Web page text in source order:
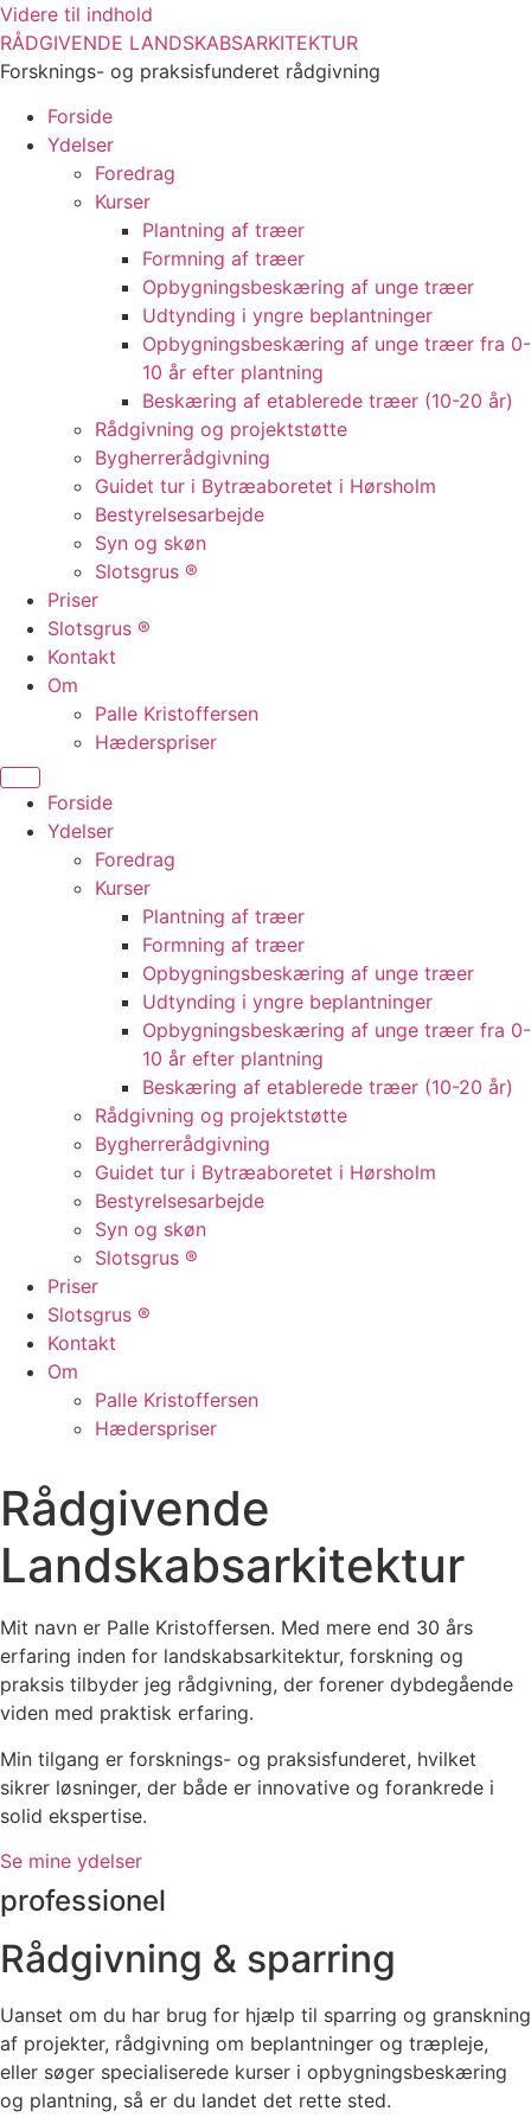
Videre til indhold
RÅDGIVENDE LANDSKABSARKITEKTUR
Forsknings- og praksisfunderet rådgivning
Forside
Ydelser
Foredrag
Kurser
Plantning af træer
Formning af træer
Opbygningsbeskæring af unge træer
Udtynding i yngre beplantninger
Opbygningsbeskæring af unge træer fra 0-
10 år efter plantning
Beskæring af etablerede træer (10-20 år)
Rådgivning og projektstøtte
Bygherrerådgivning
Guidet tur i Bytræaboretet i Hørsholm
Bestyrelsesarbejde
Syn og skøn
Slotsgrus ®
Priser
Slotsgrus ®
Kontakt
Om
Palle Kristoffersen
Hæderspriser
Forside
Ydelser
Foredrag
Kurser
Plantning af træer
Formning af træer
Opbygningsbeskæring af unge træer
Udtynding i yngre beplantninger
Opbygningsbeskæring af unge træer fra 0-
10 år efter plantning
Beskæring af etablerede træer (10-20 år)
Rådgivning og projektstøtte
Bygherrerådgivning
Guidet tur i Bytræaboretet i Hørsholm
Bestyrelsesarbejde
Syn og skøn
Slotsgrus ®
Priser
Slotsgrus ®
Kontakt
Om
Palle Kristoffersen
Hæderspriser
Rådgivende
Landskabsarkitektur
Mit navn er Palle Kristoffersen. Med mere end 30 års
erfaring inden for landskabsarkitektur, forskning og
praksis tilbyder jeg rådgivning, der forener dybdegående
viden med praktisk erfaring.
Min tilgang er forsknings- og praksisfunderet, hvilket
sikrer løsninger, der både er innovative og forankrede i
solid ekspertise.
Se mine ydelser
professionel
Rådgivning & sparring
Uanset om du har brug for hjælp til sparring og granskning
af projekter, rådgivning om beplantninger og træpleje,
eller søger specialiserede kurser i opbygningsbeskæring
og plantning, så er du landet det rette sted.